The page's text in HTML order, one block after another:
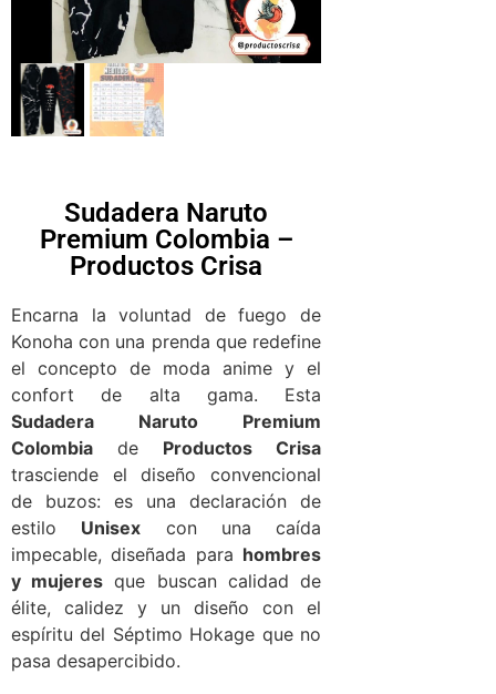
Sudadera Naruto
Premium Colombia –
Productos Crisa
Encarna la voluntad de fuego de
Konoha con una prenda que redefine
el concepto de moda anime y el
confort de alta gama. Esta
Sudadera Naruto Premium
Colombia de Productos Crisa
trasciende el diseño convencional
de buzos: es una declaración de
estilo Unisex con una caída
impecable, diseñada para hombres
y mujeres que buscan calidad de
élite, calidez y un diseño con el
espíritu del Séptimo Hokage que no
pasa desapercibido.